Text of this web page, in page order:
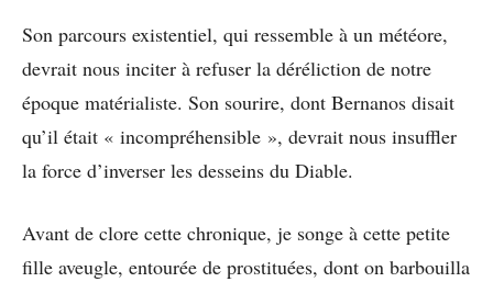
Son parcours existentiel, qui ressemble à un météore,
devrait nous inciter à refuser la déréliction de notre
époque matérialiste. Son sourire, dont Bernanos disait
qu’il était « incompréhensible », devrait nous insuffler
la force d’inverser les desseins du Diable.
Avant de clore cette chronique, je songe à cette petite
fille aveugle, entourée de prostituées, dont on barbouilla